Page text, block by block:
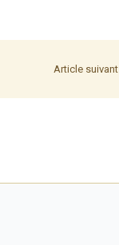
Article suivant